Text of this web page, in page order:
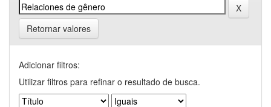
Retornar valores
Adicionar filtros:
Utilizar filtros para refinar o resultado de busca.